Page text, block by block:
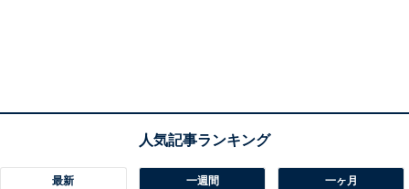
最新 一週間 一ヶ月